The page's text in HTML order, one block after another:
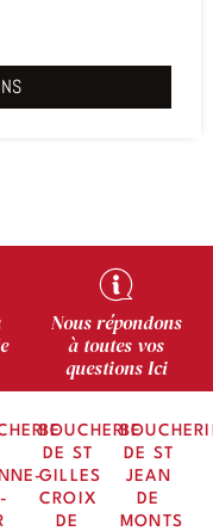
Nous répondons
à toutes vos
questions Ici
BOUCHERIE
DE ST
GILLES
CROIX
DE
DE ST
JEAN
DE
MONTS